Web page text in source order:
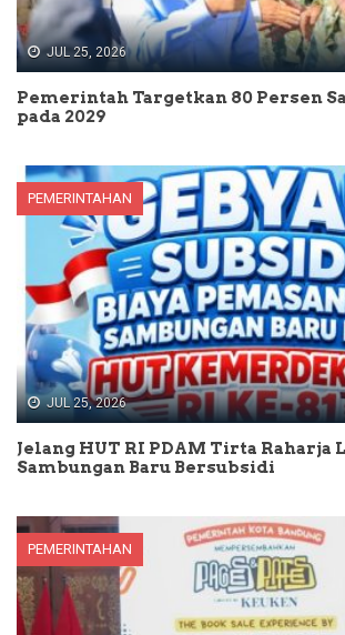
JUL 25, 2026
Pemerintah Targetkan 80 Persen
pada 2029
PEMERINTAHAN
JUL 25, 2026
Jelang HUT RI PDAM Tirta Raharja
Sambungan Baru Bersubsidi
PEMERINTAHAN